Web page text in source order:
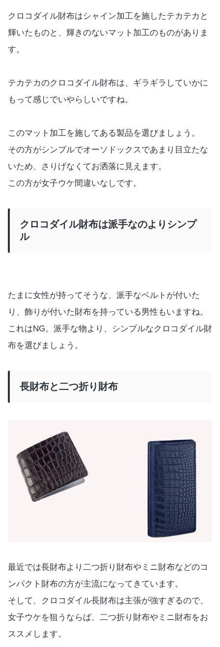
クロコダイル財布はシャイン加工を施したテカテカと
輝いたものと、輝きのないマット加工のものがありま
す。
テカテカのクロコダイル財布は、ギラギラしていかに
もって感じでいやらしいですね。
このマット加工を施してある製品を選びましょう。
その方がシンプルでオーソドックスであまり目立たな
いため、さりげなくてお洒落に見えます。
この方が女子ウケ間違いなしです。
クロコダイル財布は派手なのよりシンプ
ル
たまに女性が持ってそうな、派手なベルトが付いた
り、飾りが付いた財布を持っている男性もいますね。
これはNG。派手な物より、シンプルなクロコダイル財
布を選びましょう。
長財布と二つ折り財布
最近では長財布より二つ折り財布やミニ財布などのコ
ンパクト財布の方が主流になってきています。
そして、クロコダイル長財布は主張が強すぎるので、
女子ウケを狙うならば、二つ折り財布やミニ財布をお
ススメします。